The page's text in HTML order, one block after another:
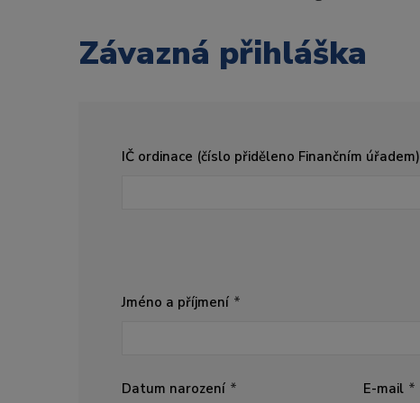
Závazná přihláška
IČ ordinace (číslo přiděleno Finančním úřadem)
Jméno a příjmení
Datum narození E-mail